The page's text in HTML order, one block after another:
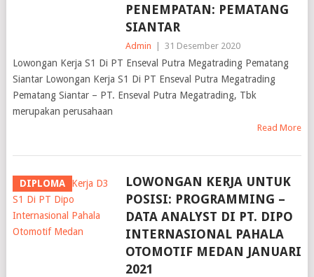
PENEMPATAN: PEMATANG
SIANTAR
Admin 31 Desember 2020
Lowongan Kerja S1 Di PT Enseval Putra Megatrading Pematang
Siantar Lowongan Kerja S1 Di PT Enseval Putra Megatrading
Pematang Siantar – PT. Enseval Putra Megatrading, Tbk
merupakan perusahaan
Read More
DIPLOMA
LOWONGAN KERJA UNTUK
POSISI: PROGRAMMING –
DATA ANALYST DI PT. DIPO
INTERNASIONAL PAHALA
OTOMOTIF MEDAN JANUARI
2021